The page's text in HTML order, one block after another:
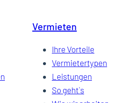
Vermieten
Ihre Vorteile
Vermietertypen
Leistungen
So geht`s